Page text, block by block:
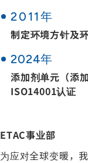
2011年
制定环境方针及
2024年
添加剂单元（添
ISO14001认证
ETAC事业部
为应对全球变暖，